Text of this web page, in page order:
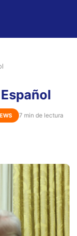
7 min de lectura